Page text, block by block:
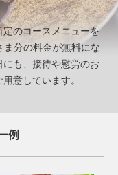
のコースメニューを
ま分の料金が無料にな
も、接待や慰労のお
意しています。
例